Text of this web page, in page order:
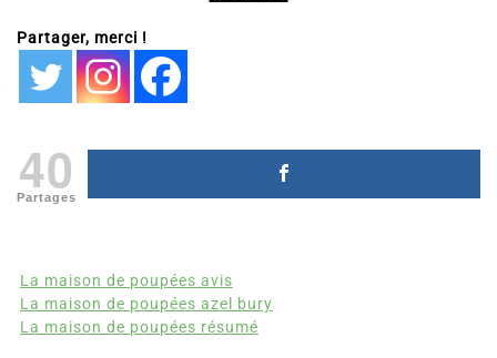
Partager, merci !
40
Partages
La maison de poupées avis
La maison de poupées azel bury
La maison de poupées résumé